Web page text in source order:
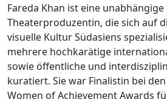
Fareda Khan ist eine
Theaterproduzentin, die sich auf
visuelle Kultur Südasiens
mehrere hochkarätige
sowie öffentliche und
kuratiert. Sie war Finalistin bei
Women of Achievement Awards